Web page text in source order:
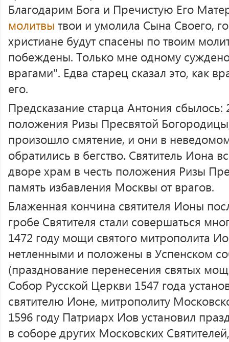
Благодарим Бога и Пречистую Его
молитвы твои и умолила Сына Своего,
христиане будут спасены по твоим
побеждены. Только мне одному
врагами". Едва старец сказал это, как
его.
Предсказание старца Антония
положения Ризы Пресвятой
произошло смятение, и они в
обратились в бегство. Святитель Иона
дворе храм в честь положения Ризы
память избавления Москвы от врагов.
Блаженная кончина святителя Ионы
гробе Святителя стали совершаться
1472 году мощи святого митрополита
нетленными и положены в Успенском
(празднование перенесения святых
Собор Русской Церкви 1547 года
святителю Ионе, митрополиту
1596 году Патриарх Иов установил
в соборе других Московских